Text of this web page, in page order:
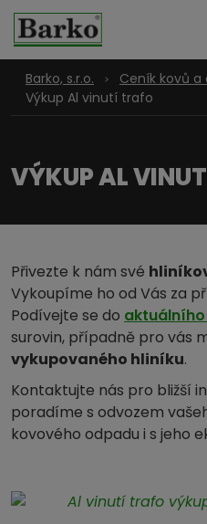
Barko, s.r.o.
Ceník kovů
Výkup Al vinutí trafo
VÝKUP AL
Přivezte k nám své
Vykoupíme ho od Vás za
Podívejte se do
surovin, případně pro vás
vykupovaného hliníku.
Kontaktujte nás pro bližší
poradíme s odvozem
kovového odpadu i s jeho